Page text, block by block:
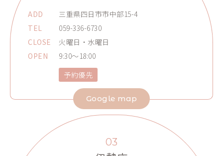
ADD
三重県四日市市中部15-4
TEL
059-336-6730
CLOSE
火曜日・水曜日
OPEN
9:30～18:00
予約優先
Google map
03